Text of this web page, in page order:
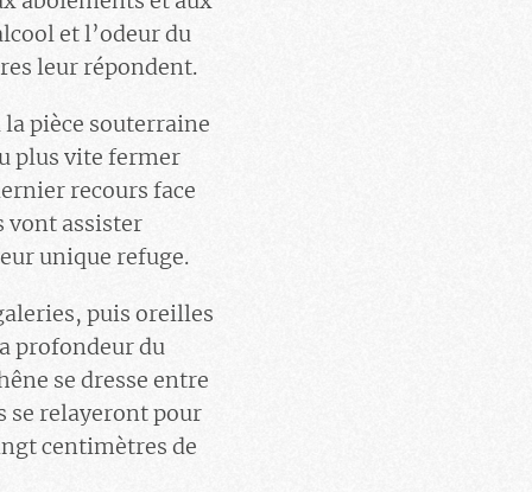
et l’odeur du
leur répondent.
la pièce souterraine
plus vite fermer
recours face
vont assister
unique refuge.
puis oreilles
profondeur du
se dresse entre
se relayeront pour
centimètres de